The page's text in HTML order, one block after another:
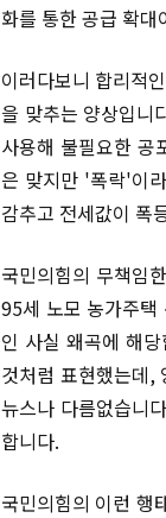
화를 통한 공급 확
이러다보니 합리적
을 맞추는 양상입
사용해 불필요한 공
은 맞지만 '폭락'이
감추고 전세값이 폭
국민의힘의 무책임
95세 노모 농가주택
인 사실 왜곡에 해
것처럼 표현했는데,
뉴스나 다름없습니
합니다.
국민의힘의 이런 행